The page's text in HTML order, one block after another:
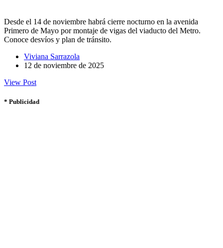
Desde el 14 de noviembre habrá cierre nocturno en la avenida
Primero de Mayo por montaje de vigas del viaducto del Metro.
Conoce desvíos y plan de tránsito.
Viviana Sarrazola
12 de noviembre de 2025
View Post
* Publicidad